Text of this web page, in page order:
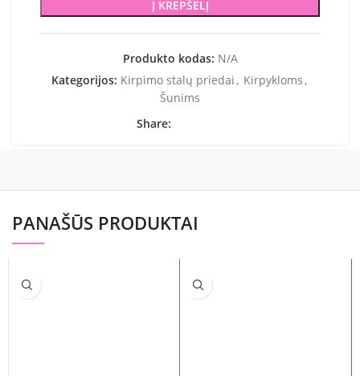
Į KREPŠELĮ
Produkto kodas: N/A
Kategorijos: Kirpimo stalų priedai , Kirpykloms ,
Šunims
Share:
PANAŠŪS PRODUKTAI